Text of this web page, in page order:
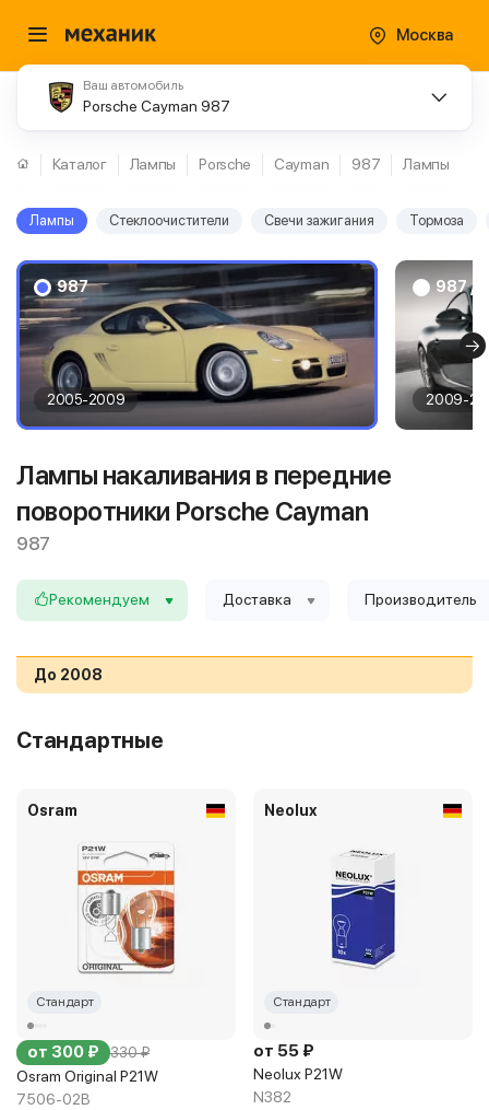
Москва
Ваш автомобиль
Porsche Cayman 987
Каталог Лампы Porsche Cayman 987 Лампы
Лампы Стеклоочистители Свечи зажигания Тормоза
987
2005-2009
987 /
2009-
Лампы накаливания в передние
поворотники Porsche Cayman
987
Рекомендуем Доставка Производитель
До 2008
Стандартные
Osram
Стандарт
от 300 ₽ 330 ₽
Osram Original P21W
7506-02B
Neolux
Стандарт
от 55 ₽
Neolux P21W
N382